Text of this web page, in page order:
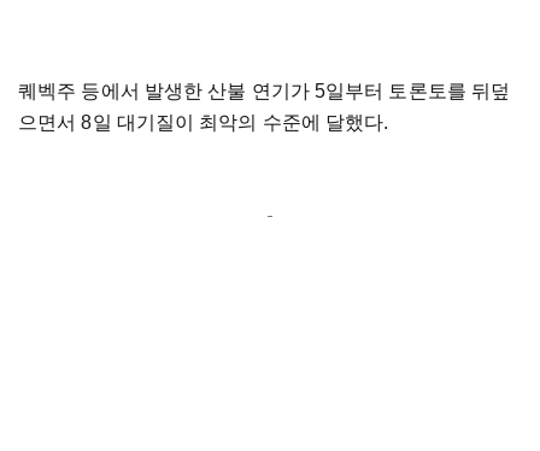
퀘벡주 등에서 발생한 산불 연기가 5일부터 토론토를 뒤덮
으면서 8일 대기질이 최악의 수준에 달했다.